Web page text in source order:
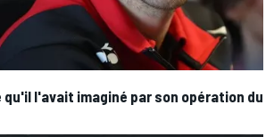
qu'il l'avait imaginé par son opération du